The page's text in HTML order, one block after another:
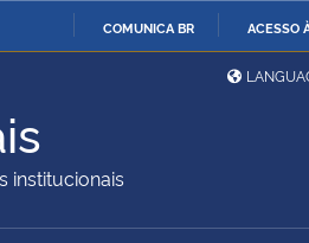
COMUNICA BR ACESSO
da Defesa
Ministério das
Exteriores
da Cidadania
institucionais